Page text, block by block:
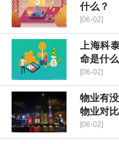
什么？
[06-02]
上海科
命是什
[06-02]
物业有
物业对
[06-02]